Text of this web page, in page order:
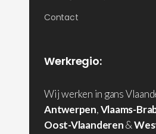
Contact
Werkregio:
Wij werken in gans
Antwerpen,Vlaams-
Oost-Vlaanderen&